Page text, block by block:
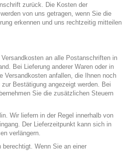
zurück. Die Kosten der
von uns getragen, wenn Sie die
erkennen und uns rechtzeitig mitteilen
an alle Postanschriften in
Bei Lieferung anderer Waren oder in
Versandkosten anfallen, die Ihnen noch
Bestätigung angezeigt werden. Bei
Sie die zusätzlichen Steuern
Wir liefern in der Regel innerhalb von
Der Lieferzeitpunkt kann sich in
verlängern.
berechtigt. Wenn Sie an einer